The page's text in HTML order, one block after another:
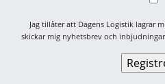
Jag tillåter att Dagens Logistik lagrar
skickar mig nyhetsbrev och